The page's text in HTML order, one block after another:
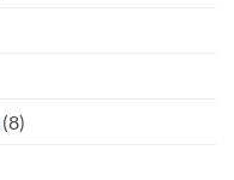
(8)